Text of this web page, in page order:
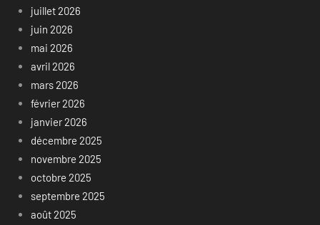
juillet 2026
juin 2026
mai 2026
avril 2026
mars 2026
février 2026
janvier 2026
décembre 2025
novembre 2025
octobre 2025
septembre 2025
août 2025